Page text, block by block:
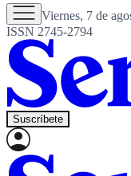
Viernes, 7 de
ISSN 2745-2794
Suscríbete